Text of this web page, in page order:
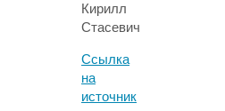
Кирилл
Стасевич
Ссылка
на
источник